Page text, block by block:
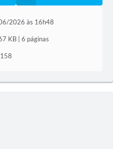
2026 às 16h48
KB | 6 páginas
158